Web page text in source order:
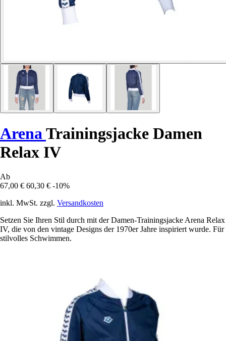
Arena Trainingsjacke Damen
Relax IV
Ab
67,00 € 60,30 € -10%
inkl. MwSt. zzgl. Versandkosten
Setzen Sie Ihren Stil durch mit der Damen-Trainingsjacke Arena Relax
IV, die von den vintage Designs der 1970er Jahre inspiriert wurde. Für
stilvolles Schwimmen.